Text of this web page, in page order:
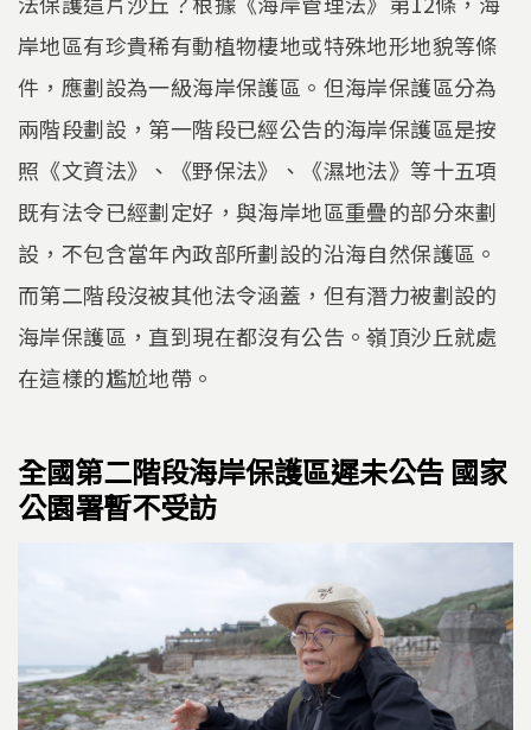
岸地區有珍貴稀有動植物棲地或特殊地形地貌等條
件，應劃設為一級海岸保護區。但海岸保護區分為
兩階段劃設，第一階段已經公告的海岸保護區是按
照《文資法》、《野保法》、《濕地法》等十五項
既有法令已經劃定好，與海岸地區重疊的部分來劃
設，不包含當年內政部所劃設的沿海自然保護區。
而第二階段沒被其他法令涵蓋，但有潛力被劃設的
海岸保護區，直到現在都沒有公告。嶺頂沙丘就處
在這樣的尷尬地帶。
全國第二階段海岸保護區遲未公告 國家
公園署暫不受訪